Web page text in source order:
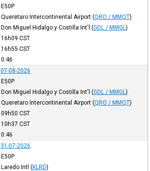
E50P
Queretaro Intercontinental Airport (QRO / MMQT)
Don Miguel Hidalgo y Costilla Int'l (GDL / MMGL )
16h09 CST
16h55 CST
0:46
07-08-2026
E50P
Don Miguel Hidalgo y Costilla Int'l (GDL / MMGL )
Queretaro Intercontinental Airport (QRO / MMQT)
09h50 CST
10h37 CST
0:46
31-07-2026
E50P
Laredo Intl (KLRD)